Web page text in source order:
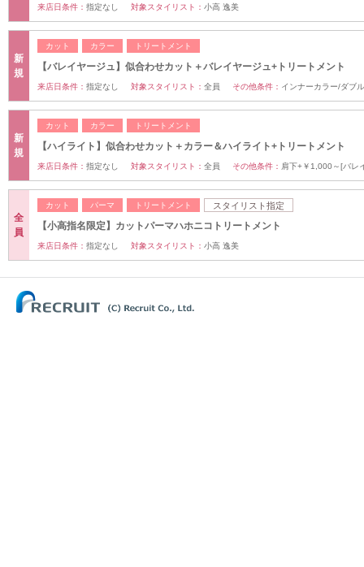
来店日条件： 指定なし 対象スタイリスト： 小高 逸美
新
規
カット カラー トリートメント
【バレイヤージュ】似合わせカット＋バレイヤージュ+トリートメント
来店日条件： 指定なし 対象スタイリスト： 全員 その他条件： インナーカラー/ダブ
新
規
カット カラー トリートメント
【ハイライト】似合わせカット＋カラー＆ハイライト+トリートメント
来店日条件： 指定なし 対象スタイリスト： 全員 その他条件： 肩下+￥1,000～[バレ
全
員
カット パーマ トリートメント スタイリスト指定
【小高指名限定】カットパーマハホニコトリートメント
来店日条件： 指定なし 対象スタイリスト： 小高 逸美